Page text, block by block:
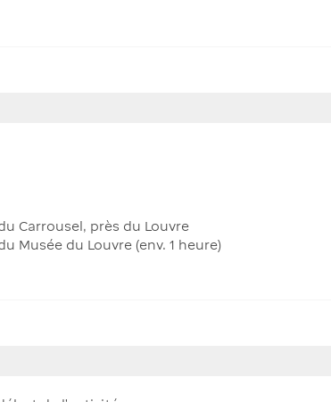
Carrousel, près du Louvre
Musée du Louvre (env. 1 heure)